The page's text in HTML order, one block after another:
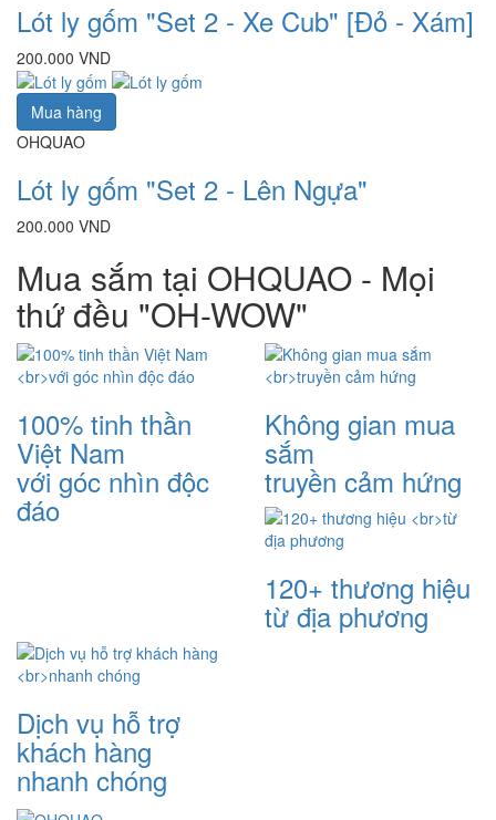
Lót ly gốm "Set 2 - Xe Cub" [Đỏ - Xám]
200.000 VND
Mua hàng
OHQUAO
Lót ly gốm "Set 2 - Lên Ngựa"
200.000 VND
Mua sắm tại OHQUAO - Mọi
thứ đều "OH-WOW"
100% tinh thần
Việt Nam
với góc nhìn độc
đáo
Không gian mua
sắm
truyền cảm hứng
120+ thương hiệu
từ địa phương
Dịch vụ hỗ trợ
khách hàng
nhanh chóng